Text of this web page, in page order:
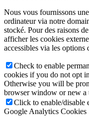
Nous vous fournissons
ordinateur via notre
stocké. Pour des raisons
afficher les cookies
accessibles via les options
Check to enable
cookies if you do not opt
Otherwise you will be
browser window or new a
Click to enable/disable
Google Analytics Cookies